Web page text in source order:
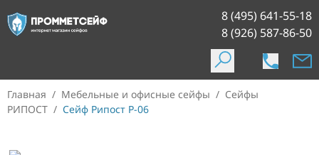
8 (495) 641-55-18
8 (926) 587-86-50
Главная / Мебельные и офисные сейфы / Сейфы
РИПОСТ / Сейф Рипост Р-06